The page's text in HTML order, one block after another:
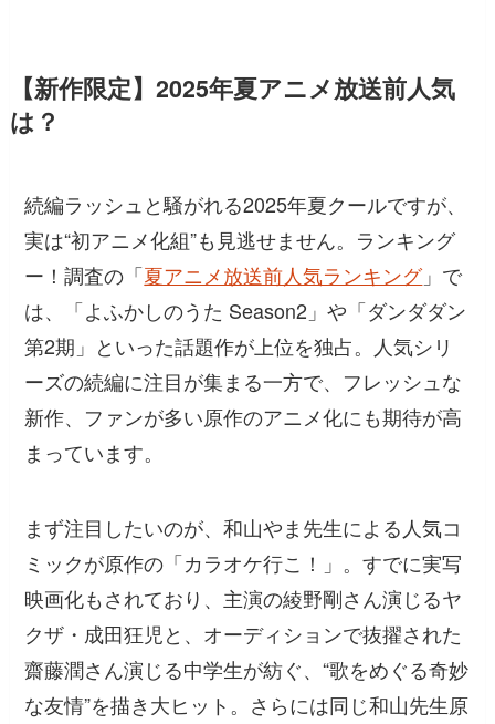
【新作限定】2025年夏アニメ放送前人気
は？
続編ラッシュと騒がれる2025年夏クールですが、
実は“初アニメ化組”も見逃せません。ランキング
ー！調査の「夏アニメ放送前人気ランキング」で
は、「よふかしのうた Season2」や「ダンダダン
第2期」といった話題作が上位を独占。人気シリ
ーズの続編に注目が集まる一方で、フレッシュな
新作、ファンが多い原作のアニメ化にも期待が高
まっています。
まず注目したいのが、和山やま先生による人気コ
ミックが原作の「カラオケ行こ！」。すでに実写
映画化もされており、主演の綾野剛さん演じるヤ
クザ・成田狂児と、オーディションで抜擢された
齋藤潤さん演じる中学生が紡ぐ、“歌をめぐる奇妙
な友情”を描き大ヒット。さらには同じ和山先生原